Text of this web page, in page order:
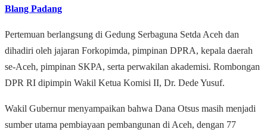
Blang Padang
Pertemuan berlangsung di Gedung Serbaguna Setda Aceh dan
dihadiri oleh jajaran Forkopimda, pimpinan DPRA, kepala daerah
se-Aceh, pimpinan SKPA, serta perwakilan akademisi. Rombongan
DPR RI dipimpin Wakil Ketua Komisi II, Dr. Dede Yusuf.
Wakil Gubernur menyampaikan bahwa Dana Otsus masih menjadi
sumber utama pembiayaan pembangunan di Aceh, dengan 77